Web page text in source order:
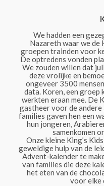
We hadden een
Nazareth waar we de
groepen trainden voor
De optredens vonden
We zouden willen dat
deze vrolijke en
ongeveer 3500
data. Koren, een groep
werkten eraan mee. De
gastheer voor de
families gaven hen een
hun jongeren,
samenkomen
Onze kleine King’s
geweldige hulp van de
Advent-kalender te
van families die deze
het eten van de
voor elke